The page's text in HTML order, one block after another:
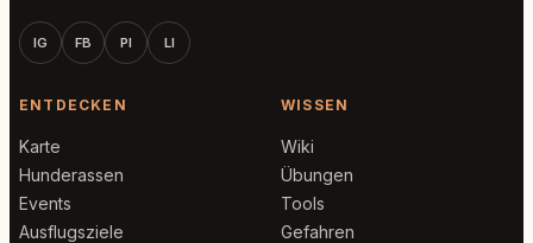
IG FB PI LI
ENTDECKEN
Karte
Hunderassen
Events
Ausflugsziele
WISSEN
Wiki
Übungen
Tools
Gefahren